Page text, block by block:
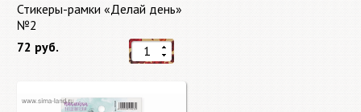
Стикеры-рамки «Делай день»
№2
72 руб.